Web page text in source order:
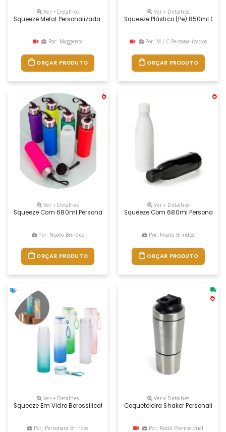
Ver + Detalhes
Squeeze Metal Personalizada
Por: Maggenta
ORÇAR PRODUTO
Ver + Detalhes
Squeeze Plástico (pe) 850ml Com
Por: M J C Personalizados
ORÇAR PRODUTO
Ver + Detalhes
Squeeze Com 680ml Personalizado, Capacidade 680 Ml, Matéria
Por: Noato Brindes
ORÇAR PRODUTO
Ver + Detalhes
Squeeze Com 680ml
Por: Noato Brindes
ORÇAR PRODUTO
Ver + Detalhes
Squeeze Em Vidro Borossilicato E Tampa Em As, Com Alça Em
Por: Personare Brindes
Ver + Detalhes
Coqueteleira Shaker
Por: Redd Promocional